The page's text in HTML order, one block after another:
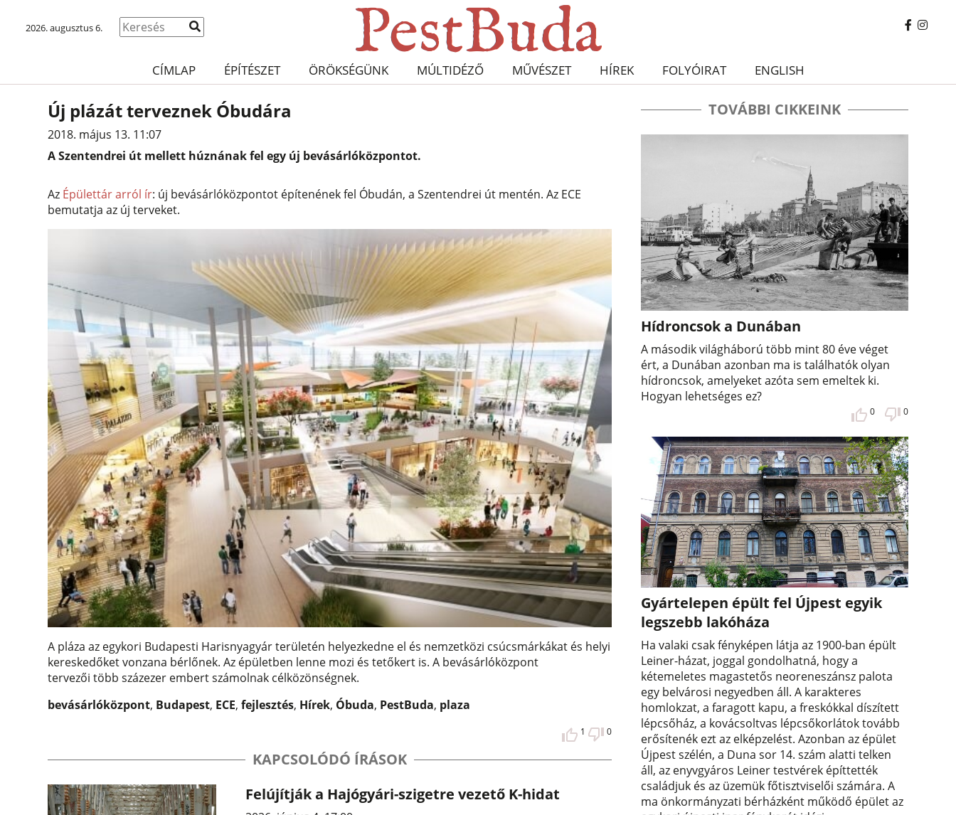
2026. augusztus 6.
CÍMLAP ÉPÍTÉSZET ÖRÖKSÉGÜNK MÚLTIDÉZŐ MŰVÉSZET HÍREK FOLYÓIRAT ENGLISH
Új plázát terveznek Óbudára
2018. május 13. 11:07
A Szentendrei út mellett húznának fel egy új bevásárlóközpontot.
Az Épülettár arról ír: új bevásárlóközpontot építenének fel Óbudán, a Szentendrei út mentén. Az ECE
bemutatja az új terveket.
A pláza az egykori Budapesti Harisnyagyár területén helyezkedne el és nemzetközi csúcsmárkákat és helyi
kereskedőket vonzana bérlőnek. Az épületben lenne mozi és tetőkert is. A bevásárlóközpont
tervezői több százezer embert számolnak célközönségnek.
bevásárlóközpont, Budapest, ECE,fejlesztés, Hírek, Óbuda, PestBuda, plaza
1 0
KAPCSOLÓDÓ ÍRÁSOK
Felújítják a Hajógyári-szigetre vezető K-hidat
TOVÁBBI CIKKEINK
Hídroncsok a Dunában
A második világháború több mint 80 éve véget
ért, a Dunában azonban ma is találhatók olyan
hídroncsok, amelyeket azóta sem emeltek ki.
Hogyan lehetséges ez?
0 0
Gyártelepen épült fel Újpest egyik
legszebb lakóháza
Ha valaki csak fényképen látja az 1900-ban épült
Leiner-házat, joggal gondolhatná, hogy a
kétemeletes magastetős neoreneszánsz palota
egy belvárosi negyedben áll. A karakteres
homlokzat, a faragott kapu, a freskókkal díszített
lépcsőház, a kovácsoltvas lépcsőkorlátok tovább
erősítenék ezt az elképzelést. Azonban az épület
Újpest szélén, a Duna sor 14. szám alatti telken
áll, az enyvgyáros Leiner testvérek építtették
családjuk és az üzemük főtisztviselői számára. A
ma önkormányzati bérházként működő épület az